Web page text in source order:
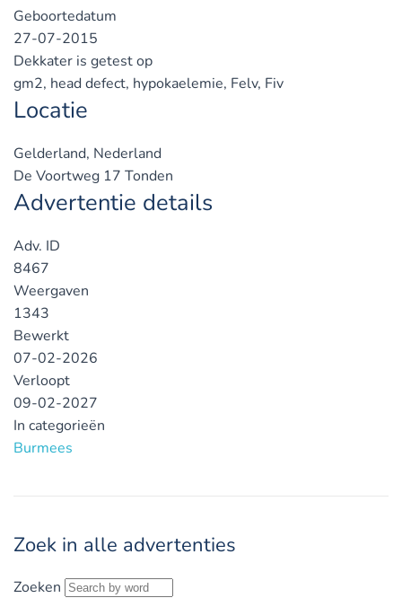
Geboortedatum
27-07-2015
Dekkater is getest op
gm2, head defect, hypokaelemie, Felv, Fiv
Locatie
Gelderland, Nederland
De Voortweg 17 Tonden
Advertentie details
Adv. ID
8467
Weergaven
1343
Bewerkt
07-02-2026
Verloopt
09-02-2027
In categorieën
Burmees
Zoek in alle advertenties
Zoeken